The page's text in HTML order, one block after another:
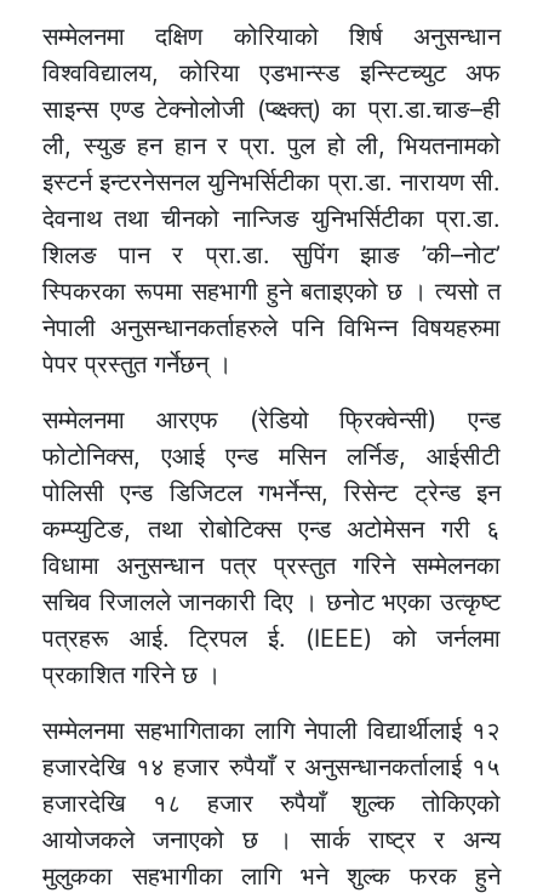
सम्मेलनमा दक्षिण कोरियाको शिर्ष अनुसन्धान
विश्वविद्यालय, कोरिया एडभान्स्ड इन्स्टिच्युट अफ
साइन्स एण्ड टेक्नोलोजी (प्ब्क्ष्क्त्) का प्रा.डा.चाङ–ही
ली, स्युङ हन हान र प्रा. पुल हो ली, भियतनामको
इस्टर्न इन्टरनेसनल युनिभर्सिटीका प्रा.डा. नारायण सी.
देवनाथ तथा चीनको नान्जिङ युनिभर्सिटीका प्रा.डा.
शिलङ पान र प्रा.डा. सुपिंग झाङ ’की–नोट’
स्पिकरका रूपमा सहभागी हुने बताइएको छ । त्यसो त
नेपाली अनुसन्धानकर्ताहरुले पनि विभिन्न विषयहरुमा
पेपर प्रस्तुत गर्नेछन् ।
सम्मेलनमा आरएफ (रेडियो फ्रिक्वेन्सी) एन्ड
फोटोनिक्स, एआई एन्ड मसिन लर्निङ, आईसीटी
पोलिसी एन्ड डिजिटल गभर्नेन्स, रिसेन्ट ट्रेन्ड इन
कम्प्युटिङ, तथा रोबोटिक्स एन्ड अटोमेसन गरी ६
विधामा अनुसन्धान पत्र प्रस्तुत गरिने सम्मेलनका
सचिव रिजालले जानकारी दिए । छनोट भएका उत्कृष्ट
पत्रहरू आई. ट्रिपल ई. (IEEE) को जर्नलमा
प्रकाशित गरिने छ ।
सम्मेलनमा सहभागिताका लागि नेपाली विद्यार्थीलाई १२
हजारदेखि १४ हजार रुपैयाँ र अनुसन्धानकर्तालाई १५
हजारदेखि १८ हजार रुपैयाँ शुल्क तोकिएको
आयोजकले जनाएको छ । सार्क राष्ट्र र अन्य
मुलुकका सहभागीका लागि भने शुल्क फरक हुने